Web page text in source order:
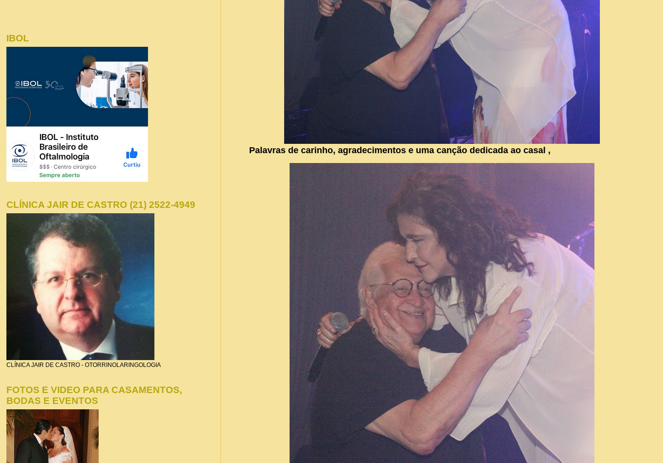
Palavras de carinho, agradecimentos e uma canção dedicada ao casal ,
IBOL
CLÍNICA JAIR DE CASTRO (21) 2522-4949
CLÍNICA JAIR DE CASTRO - OTORRINOLARINGOLOGIA
FOTOS E VIDEO PARA CASAMENTOS,
BODAS E EVENTOS